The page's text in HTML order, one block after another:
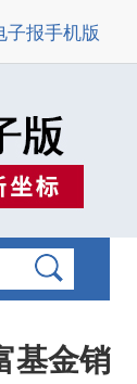
子报手机版
基金销